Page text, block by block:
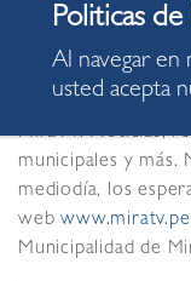
13.02.2021
Este domingo, al
MiraTV. Noticias,
municipales y más.
mediodía, los
webwww.miratv.pe
Municipalidad de
Al navegar en
usted acepta